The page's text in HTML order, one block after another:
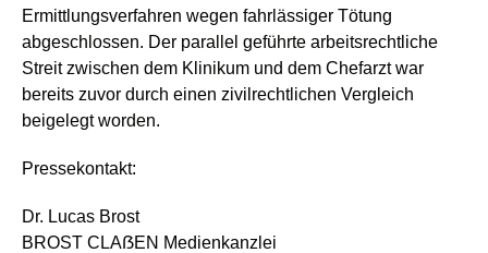
Ermittlungsverfahren wegen fahrlässiger Tötung
abgeschlossen. Der parallel geführte arbeitsrechtliche
Streit zwischen dem Klinikum und dem Chefarzt war
bereits zuvor durch einen zivilrechtlichen Vergleich
beigelegt worden.
Pressekontakt:
Dr. Lucas Brost
BROST CLAẞEN Medienkanzlei